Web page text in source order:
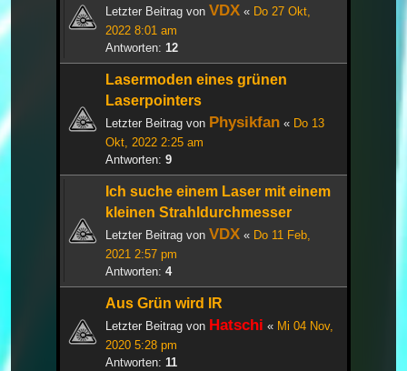
Letzter Beitrag von VDX « Do 27 Okt,
2022 8:01 am
Antworten: 12
Lasermoden eines grünen
Laserpointers
Letzter Beitrag von Physikfan « Do 13
Okt, 2022 2:25 am
Antworten: 9
Ich suche einem Laser mit einem
kleinen Strahldurchmesser
Letzter Beitrag von VDX « Do 11 Feb,
2021 2:57 pm
Antworten: 4
Aus Grün wird IR
Letzter Beitrag von Hatschi « Mi 04 Nov,
2020 5:28 pm
Antworten: 11